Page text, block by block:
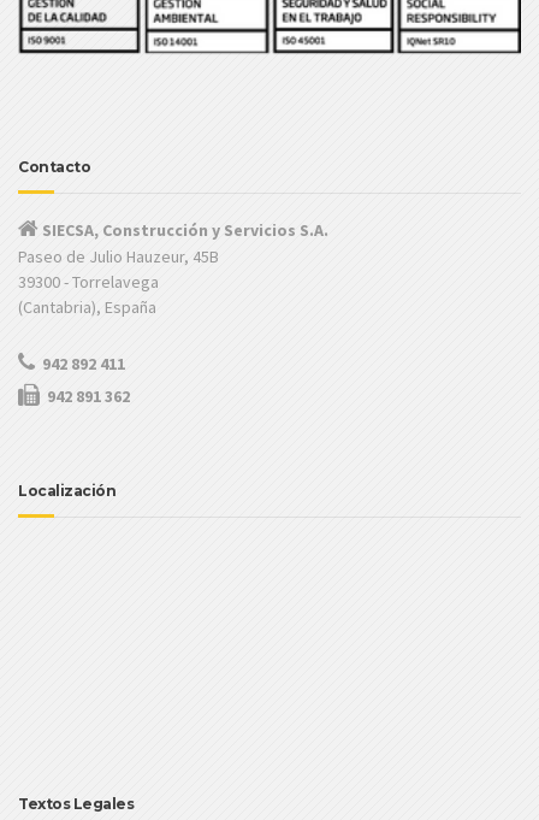
Contacto
SIECSA, Construcción y Servicios S.A.
Paseo de Julio Hauzeur, 45B
39300 - Torrelavega
(Cantabria), España
942 892 411
942 891 362
Localización
Textos Legales